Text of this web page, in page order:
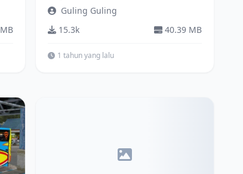
Guling Guling
15.3k
40.39 MB
1 tahun yang lalu